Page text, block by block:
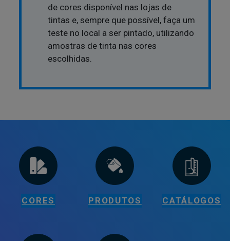
de cores disponível nas lojas de
tintas e, sempre que possível, faça um
teste no local a ser pintado, utilizando
amostras de tinta nas cores
escolhidas.
CORES PRODUTOS CATÁLOGOS